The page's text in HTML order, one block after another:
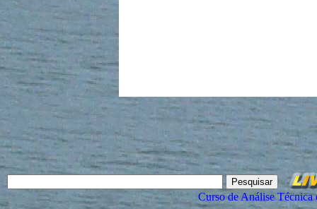
Curso de Análise Técnica